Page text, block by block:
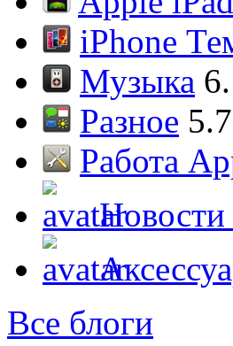
iPhone
Музыка
Разное
Работа
Все блоги